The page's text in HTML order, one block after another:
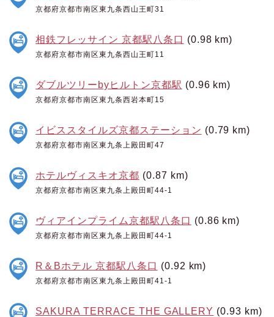
京都府京都市南区東九条西山王町31
相鉄フレッサイン 京都駅八条口 (0.98 km)
京都府京都市南区東九条西山王町11
ダブルツリーbyヒルトン京都駅 (0.96 km)
京都府京都市南区東九条西岩本町15
イビススタイルズ京都ステーション (0.79 km)
京都府京都市南区東九条上殿田町47
ホテルヴィスキオ京都 (0.87 km)
京都府京都市南区東九条上殿田町44-1
ヴィアインプライム京都駅八条口 (0.86 km)
京都府京都市南区東九条上殿田町44-1
R＆Bホテル 京都駅八条口 (0.92 km)
京都府京都市南区東九条上殿田町41-1
SAKURA TERRACE THE GALLERY (0.93 km)